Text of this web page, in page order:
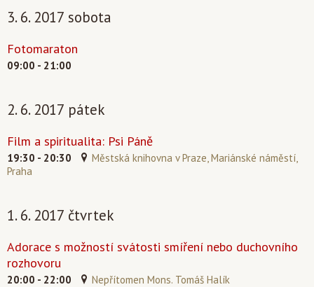
3. 6. 2017 sobota
Fotomaraton
09:00 - 21:00
2. 6. 2017 pátek
Film a spiritualita: Psi Páně
19:30 - 20:30
Městská knihovna v Praze, Mariánské náměstí,
Praha
1. 6. 2017 čtvrtek
Adorace s možností svátosti smíření nebo duchovního
rozhovoru
20:00 - 22:00 Nepřítomen Mons. Tomáš Halík